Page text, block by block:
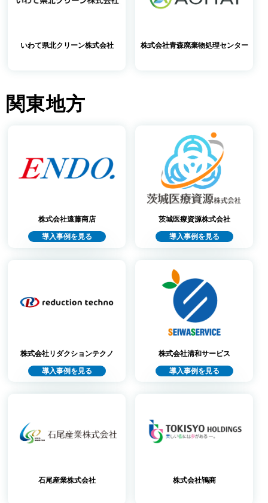
いわて県北クリーン株式会社 株式会社青森廃棄物処理センター
関東地方
株式会社遠藤商店
導入事例を見る
茨城医療資源株式会社
導入事例を見る
株式会社リダクションテクノ
導入事例を見る
株式会社清和サービス
導入事例を見る
石尾産業株式会社 株式会社鴇商